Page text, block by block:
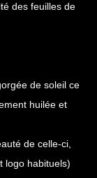
des feuilles de
de soleil ce
huilée et
de celle-ci,
logo habituels)